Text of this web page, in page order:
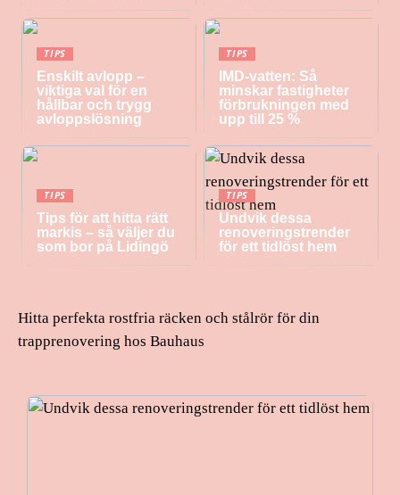
TIPS
Enskilt avlopp –
viktiga val för en
hållbar och trygg
avloppslösning
TIPS
IMD-vatten: Så
minskar fastigheter
förbrukningen med
upp till 25 %
TIPS
Tips för att hitta rätt
markis – så väljer du
som bor på Lidingö
TIPS
Undvik dessa
renoveringstrender
för ett tidlöst hem
Hitta perfekta rostfria räcken och stålrör för din
trapprenovering hos Bauhaus